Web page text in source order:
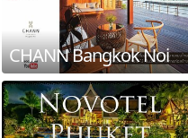
CHANN Bangkok Noi